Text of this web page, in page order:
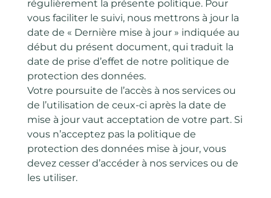
régulièrement la présente politique. Pour
vous faciliter le suivi, nous mettrons à jour la
date de « Dernière mise à jour » indiquée au
début du présent document, qui traduit la
date de prise d’effet de notre politique de
protection des données.
Votre poursuite de l’accès à nos services ou
de l’utilisation de ceux-ci après la date de
mise à jour vaut acceptation de votre part. Si
vous n’acceptez pas la politique de
protection des données mise à jour, vous
devez cesser d’accéder à nos services ou de
les utiliser.